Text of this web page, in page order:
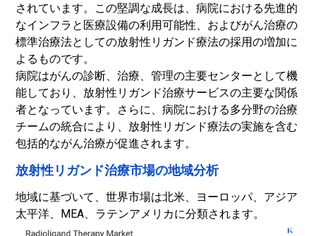
されています。この堅調な成長は、病院における先進的
なインフラと医療設備の利用可能性、およびがん治療の
標準治療法としての放射性リガンド療法の採用の増加に
よるものです。
病院はがんの診断、治療、管理の主要センターとして機
能しており、放射性リガンド治療サービスの主要な関係
者となっています。さらに、病院における多分野の治療
チームの統合により、放射性リガンド療法の実施を含む
包括的ながん治療が促進されます。
放射性リガンド治療市場の地域分析
地域に基づいて、世界市場は北米、ヨーロッパ、アジア
太平洋、MEA、ラテンアメリカに分類されます。